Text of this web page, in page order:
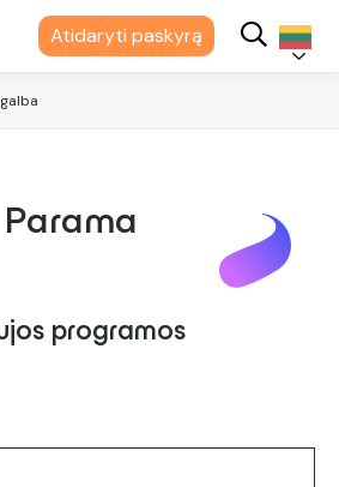
Atidaryti paskyrą
Parama
programos